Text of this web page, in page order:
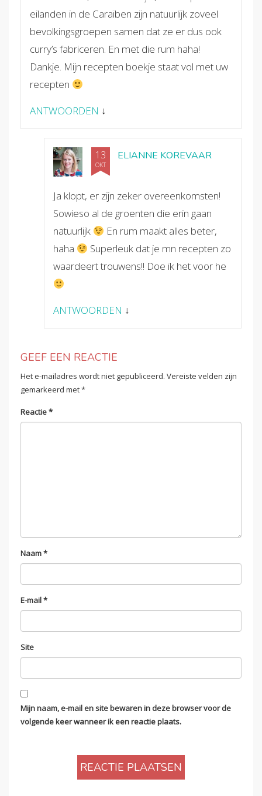
eilanden in de Caraïben zijn natuurlijk zoveel
bevolkingsgroepen samen dat ze er dus ook
curry’s fabriceren. En met die rum haha!
Dankje. Mijn recepten boekje staat vol met uw
recepten
ANTWOORDEN ↓
ELIANNE KOREVAAR
13
OKT
Ja klopt, er zijn zeker overeenkomsten!
Sowieso al de groenten die erin gaan
natuurlijk
En rum maakt alles beter,
haha
Superleuk dat je mn recepten zo
waardeert trouwens!! Doe ik het voor he
ANTWOORDEN ↓
GEEF EEN REACTIE
Het e-mailadres wordt niet gepubliceerd. Vereiste velden zijn
gemarkeerd met*
Reactie*
Naam*
E-mail*
Site
Mijn naam, e-mail en site bewaren in deze browser voor de
volgende keer wanneer ik een reactie plaats.